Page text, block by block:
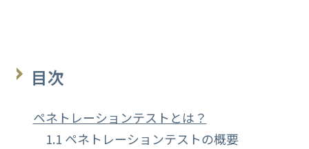
目次
ペネトレーションテストとは？
1.1 ペネトレーションテストの概要